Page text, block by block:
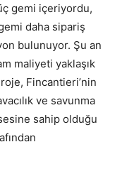
gemi içeriyordu,
daha sipariş
bulunuyor. Şu an
maliyeti yaklaşık
Fincantieri’nin
ve savunma
sahip olduğu